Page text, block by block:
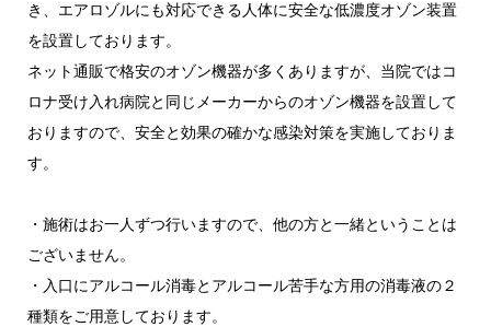
き、エアロゾルにも対応できる人体に安全な低濃度オゾン装置
を設置しております。
ネット通販で格安のオゾン機器が多くありますが、当院ではコ
ロナ受け入れ病院と同じメーカーからのオゾン機器を設置して
おりますので、安全と効果の確かな感染対策を実施しておりま
す。
・施術はお一人ずつ行いますので、他の方と一緒ということは
ございません。
・入口にアルコール消毒とアルコール苦手な方用の消毒液の２
種類をご用意しております。